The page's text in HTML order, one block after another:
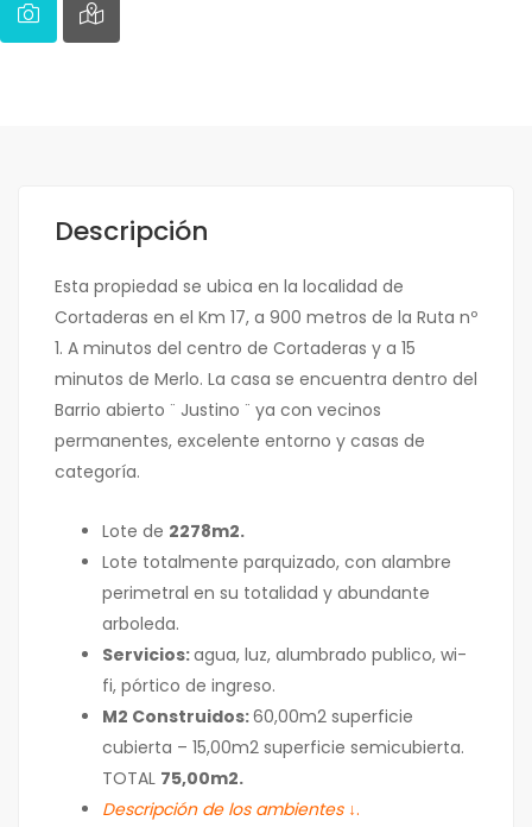
Descripción
Esta propiedad se ubica en la localidad de
Cortaderas en el Km 17, a 900 metros de la Ruta nº
1. A minutos del centro de Cortaderas y a 15
minutos de Merlo. La casa se encuentra dentro del
Barrio abierto ¨ Justino ¨ ya con vecinos
permanentes, excelente entorno y casas de
categoría.
Lote de 2278m2.
Lote totalmente parquizado, con alambre
perimetral en su totalidad y abundante
arboleda.
Servicios:agua, luz, alumbrado publico, wi-
fi, pórtico de ingreso.
M2 Construidos:60,00m2 superficie
cubierta – 15,00m2 superficie semicubierta.
TOTAL 75,00m2.
Descripción de los ambientes ↓.